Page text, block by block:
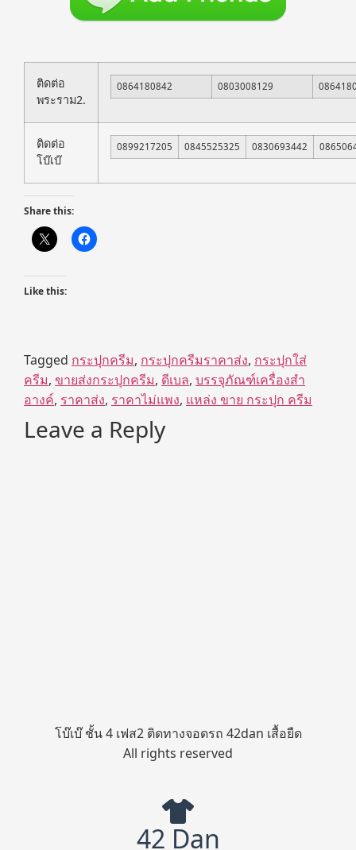
ติดต่อ
พระราม2.
0864180842 0803008129
ติดต่อ
โบ๊เบ๊
0899217205 0845525325 0830693442
Share this:
Like this:
Tagged กระปุกครีม, กระปุกครีมราคาส่ง, กระปุกใส่
ครีม, ขายส่งกระปุกครีม, ดีเบล, บรรจุภัณฑ์เครื่องสำ
อางค์, ราคาส่ง, ราคาไม่แพง, แหล่ง ขาย กระปุก ครีม
Leave a Reply
โบ๊เบ๊ ชั้น 4 เฟส2 ติดทางจอดรถ 42dan เสื้อยืด
All rights reserved
42 Dan